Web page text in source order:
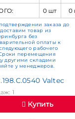
0 шт 0
заказа до
доставим товар из
без
оплаты к
рабочего
перемещения
другими складами
у менеджеров.
Valtec
1
Купить